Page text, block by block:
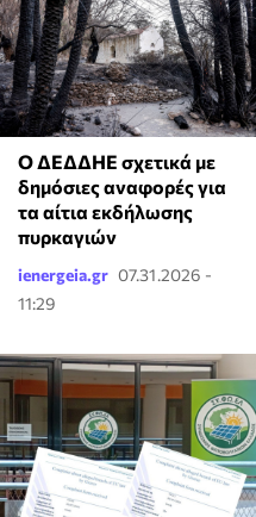
Ο ΔΕΔΔΗΕ σχετικά με
δημόσιες αναφορές για
τα αίτια εκδήλωσης
πυρκαγιών
ienergeia.gr 07.31.2026 -
11:29